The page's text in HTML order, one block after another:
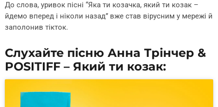
До слова, уривок пісні “Яка ти козачка, який ти козак –
йдемо вперед і ніколи назад” вже став вірусним у мережі й
заполонив тікток.
Слухайте пісню Анна Трінчер &
POSITIFF – Який ти козак: